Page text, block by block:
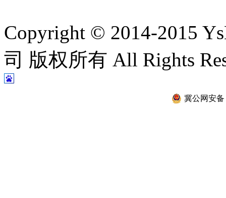
Copyright © 2014-2015
司 版权所有 All Rights
冀公网安备